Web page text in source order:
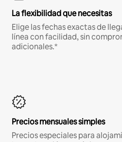
La flexibilidad que necesitas
Elige las fechas exactas de
línea con facilidad, sin
adicionales.*
Precios mensuales simples
Precios especiales para